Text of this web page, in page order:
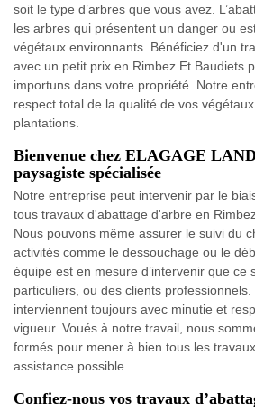
soit le type d’arbres que vous avez.
les arbres qui présentent un danger ou
végétaux environnants. Bénéficiez d'un
avec un petit prix en Rimbez Et Baudiets
importuns dans votre propriété. Notre
respect total de la qualité de vos
plantations.
Bienvenue chez ELAGAGE
paysagiste spécialisée
Notre entreprise peut intervenir par le
tous travaux d'abattage d'arbre en
Nous pouvons même assurer le suivi du
activités comme le dessouchage ou le
équipe est en mesure d’intervenir que ce
particuliers, ou des clients
interviennent toujours avec minutie et
vigueur. Voués à notre travail, nous
formés pour mener à bien tous les
assistance possible.
Confiez-nous vos travaux